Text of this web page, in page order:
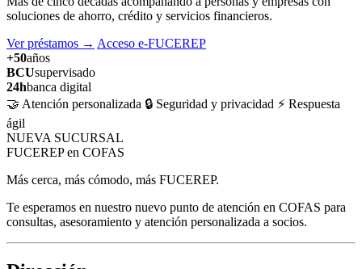
soluciones de ahorro, crédito y servicios financieros.
Ver préstamos → Acceso e-FUCEREP
+50años
BCUsupervisado
24hbanca digital
🤝 Atención personalizada 🔒 Seguridad y privacidad ⚡ Respuesta
ágil
NUEVA SUCURSAL
FUCEREP en COFAS
Más cerca, más cómodo, más FUCEREP.
Te esperamos en nuestro nuevo punto de atención en COFAS para
consultas, asesoramiento y atención personalizada a socios.